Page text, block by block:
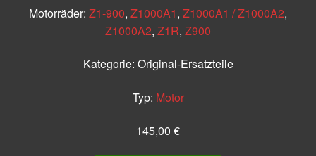
Motorräder: Z1-900, Z1000A1, Z1000A1 / Z1000A2,
Z1000A2, Z1R, Z900
Kategorie: Original-Ersatzteile
Typ: Motor
145,00 €